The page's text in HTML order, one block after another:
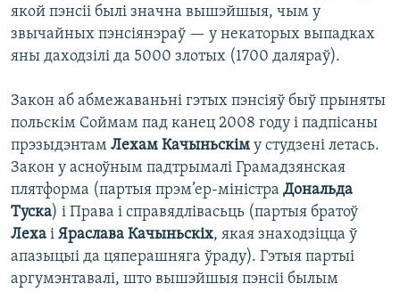
якой пэнсіі былі значна вышэйшыя, чым у
звычайных пэнсіянэраў — у некаторых выпадках
яны даходзілі да 5000 злотых (1700 даляраў).
Закон аб абмежаваньні гэтых пэнсіяў быў прыняты
польскім Соймам пад канец 2008 году і падпісаны
прэзыдэнтам Лехам Качыньскім у студзені летась.
Закон у асноўным падтрымалі Грамадзянская
плятформа (партыя прэм’ер-міністра Дональда
Туска) і Права і справядлівасьць (партыя братоў
Леха і Яраслава Качыньскіх, якая знаходзіцца ў
апазыцыі да цяперашняга ўраду). Гэтыя партыі
аргумэнтавалі, што вышэйшыя пэнсіі былым